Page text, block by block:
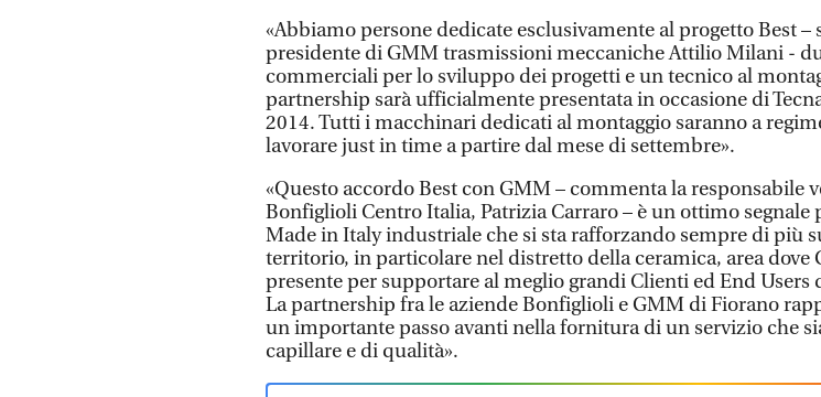
«Abbiamo persone dedicate esclusivamente al progetto Best –
presidente di GMM trasmissioni meccaniche Attilio Milani -
commerciali per lo sviluppo dei progetti e un tecnico al
partnership sarà ufficialmente presentata in occasione di
2014. Tutti i macchinari dedicati al montaggio saranno a
lavorare just in time a partire dal mese di settembre».
«Questo accordo Best con GMM – commenta la responsabile
Bonfiglioli Centro Italia, Patrizia Carraro – è un ottimo segnale
Made in Italy industriale che si sta rafforzando sempre di più
territorio, in particolare nel distretto della ceramica, area dove
presente per supportare al meglio grandi Clienti ed End Users
La partnership fra le aziende Bonfiglioli e GMM di Fiorano
un importante passo avanti nella fornitura di un servizio che
capillare e di qualità».